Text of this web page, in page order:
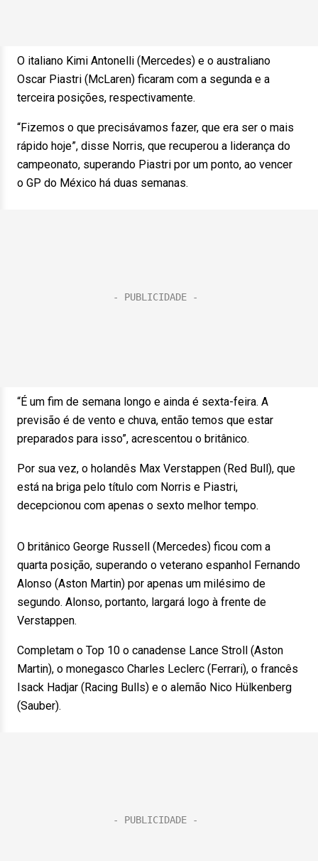
O italiano Kimi Antonelli (Mercedes) e o australiano
Oscar Piastri (McLaren) ficaram com a segunda e a
terceira posições, respectivamente.
“Fizemos o que precisávamos fazer, que era ser o mais
rápido hoje”, disse Norris, que recuperou a liderança do
campeonato, superando Piastri por um ponto, ao vencer
o GP do México há duas semanas.
“É um fim de semana longo e ainda é sexta-feira. A
previsão é de vento e chuva, então temos que estar
preparados para isso”, acrescentou o britânico.
Por sua vez, o holandês Max Verstappen (Red Bull), que
está na briga pelo título com Norris e Piastri,
decepcionou com apenas o sexto melhor tempo.
O britânico George Russell (Mercedes) ficou com a
quarta posição, superando o veterano espanhol Fernando
Alonso (Aston Martin) por apenas um milésimo de
segundo. Alonso, portanto, largará logo à frente de
Verstappen.
Completam o Top 10 o canadense Lance Stroll (Aston
Martin), o monegasco Charles Leclerc (Ferrari), o francês
Isack Hadjar (Racing Bulls) e o alemão Nico Hülkenberg
(Sauber).